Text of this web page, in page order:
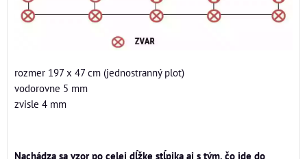
rozmer 197 x 47 cm (jednostranný plot)
vodorovne 5 mm
zvisle 4 mm
Nachádza sa vzor po celej dĺžke stĺpika aj s tým, čo ide do